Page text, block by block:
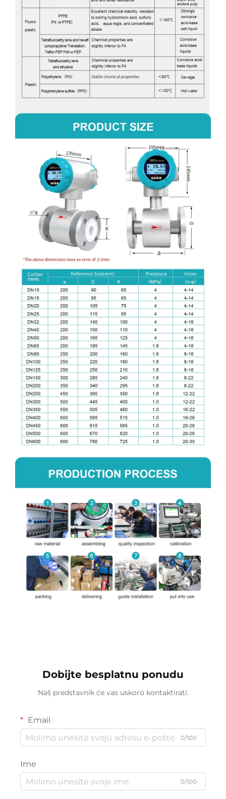
Dobijte besplatnu ponudu
Naš predstavnik će vas uskoro kontaktirati.
Email
0/100
Ime
0/100